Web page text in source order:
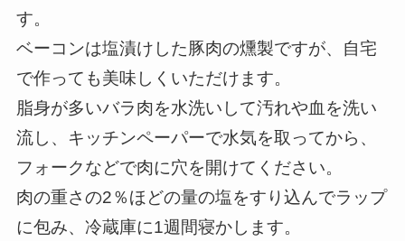
す。
ベーコンは塩漬けした豚肉の燻製ですが、自宅
で作っても美味しくいただけます。
脂身が多いバラ肉を水洗いして汚れや血を洗い
流し、キッチンペーパーで水気を取ってから、
フォークなどで肉に穴を開けてください。
肉の重さの2％ほどの量の塩をすり込んでラップ
に包み、冷蔵庫に1週間寝かします。